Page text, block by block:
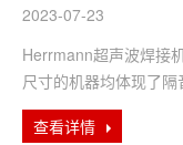
2023-07-23
Herrmann超声波焊接
尺寸的机器均体现了隔
打开宽度为 ···
查看详情